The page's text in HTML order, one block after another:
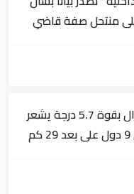
منتحل صفة قاضي
عاجل| زلزال بقوة 5.7 درجة يشعر
به سكان 9 دول على بعد 29 كم